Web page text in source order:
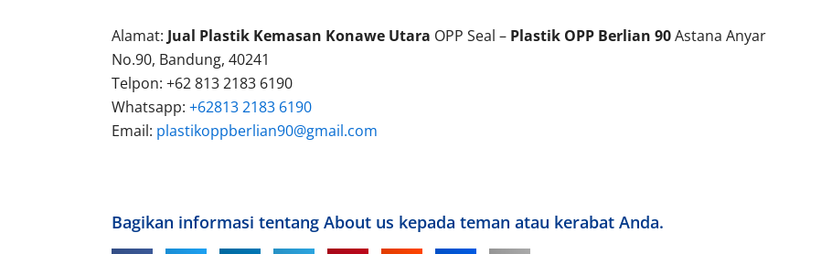
Alamat: Jual Plastik Kemasan Konawe Utara OPP Seal – Plastik OPP Berlian 90Astana Anyar
No.90, Bandung, 40241
Telpon: +62 813 2183 6190
Whatsapp: +62813 2183 6190
Email: plastikoppberlian90@gmail.com
Bagikan informasi tentang About us kepada teman atau kerabat Anda.